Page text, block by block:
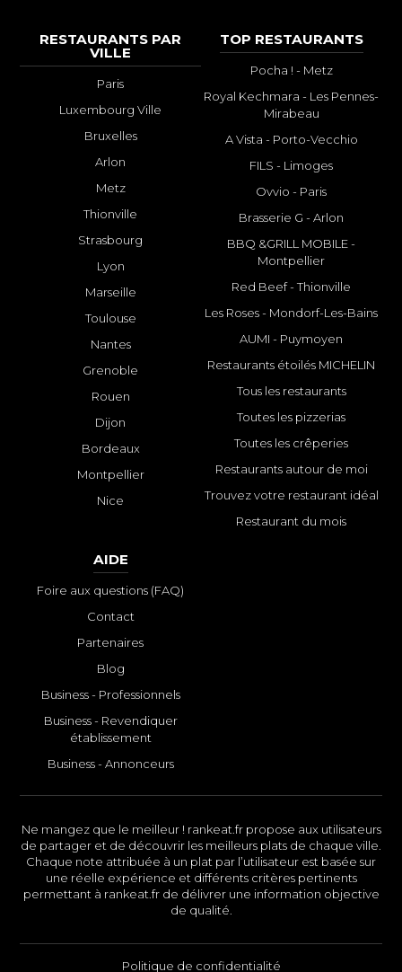
RESTAURANTS PAR
VILLE
Paris
Luxembourg Ville
Bruxelles
Arlon
Metz
Thionville
Strasbourg
Lyon
Marseille
Toulouse
Nantes
Grenoble
Rouen
Dijon
Bordeaux
Montpellier
Nice
TOP RESTAURANTS
Pocha ! - Metz
Royal Kechmara - Les Pennes-
Mirabeau
A Vista - Porto-Vecchio
FILS - Limoges
Ovvio - Paris
Brasserie G - Arlon
BBQ &GRILL MOBILE -
Montpellier
Red Beef - Thionville
Les Roses - Mondorf-Les-Bains
AUMI - Puymoyen
Restaurants étoilés MICHELIN
Tous les restaurants
Toutes les pizzerias
Toutes les crêperies
Restaurants autour de moi
Trouvez votre restaurant idéal
Restaurant du mois
AIDE
Foire aux questions (FAQ)
Contact
Partenaires
Blog
Business - Professionnels
Business - Revendiquer
établissement
Business - Annonceurs
Ne mangez que le meilleur ! rankeat.fr propose aux utilisateurs
de partager et de découvrir les meilleurs plats de chaque ville.
Chaque note attribuée à un plat par l’utilisateur est basée sur
une réelle expérience et différents critères pertinents
permettant à rankeat.fr de délivrer une information objective
de qualité.
Politique de confidentialité